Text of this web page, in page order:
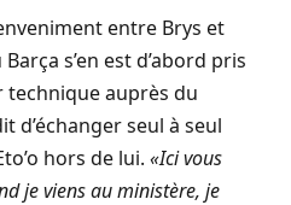
entre Brys et
s’en est d’abord pris
technique auprès du
d’échanger seul à seul
hors de lui. «Ici vous
je viens au ministère, je